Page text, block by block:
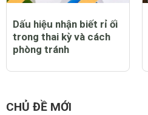
Dấu hiệu nhận biết rỉ ối
trong thai kỳ và cách
phòng tránh
CHỦ ĐỀ MỚI